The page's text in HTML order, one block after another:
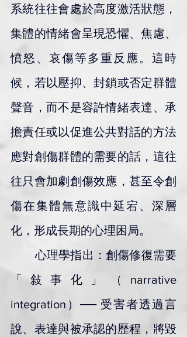
系統往往會處於高度激活狀態，
集體的情緒會呈現恐懼、焦慮、
憤怒、哀傷等多重反應。這時
候，若以壓抑、封鎖或否定群體
聲音，而不是容許情緒表達、承
擔責任或以促進公共對話的方法
應對創傷群體的需要的話，這往
往只會加劇創傷效應，甚至令創
傷在集體無意識中延宕、深層
化，形成長期的心理困局。
心理學指出：創傷修復需要
「敍事化」（narrative
integration）── 受害者透過言
說、表達與被承認的歷程，將毀